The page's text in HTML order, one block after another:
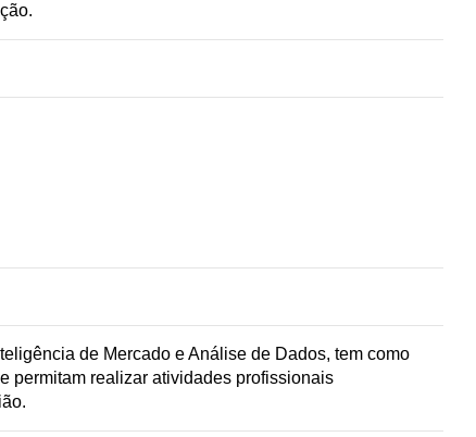
de Mercado e Análise de Dados, tem como
permitam realizar atividades profissionais